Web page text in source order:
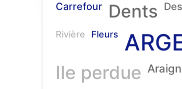
Carrefour Dents
Rivière Fleurs
Ile perdue